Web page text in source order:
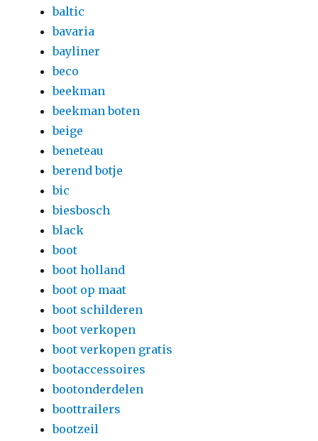
baltic
bavaria
bayliner
beco
beekman
beekman boten
beige
beneteau
berend botje
bic
biesbosch
black
boot
boot holland
boot op maat
boot schilderen
boot verkopen
boot verkopen gratis
bootaccessoires
bootonderdelen
boottrailers
bootzeil